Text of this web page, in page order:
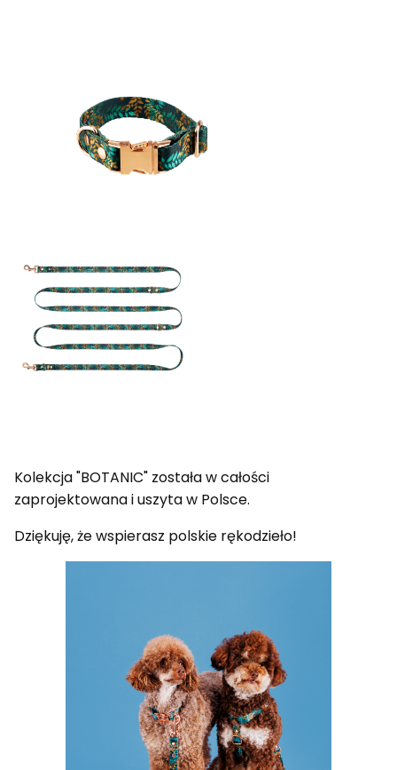
Kolekcja "BOTANIC" została w całości
zaprojektowana i uszyta w Polsce.
Dziękuję, że wspierasz polskie rękodzieło!